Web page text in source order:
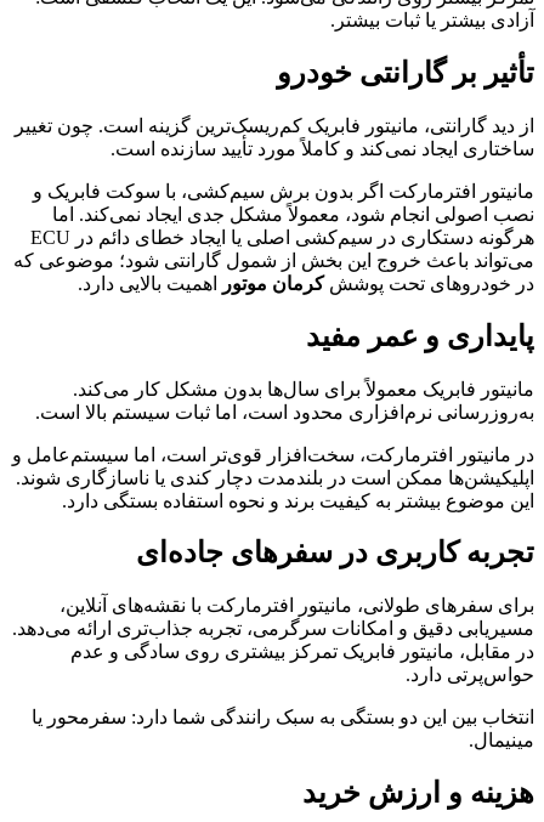
آزادی بیشتر یا ثبات بیشتر.
تأثیر بر گارانتی خودرو
از دید گارانتی، مانیتور فابریک کم‌ریسک‌ترین گزینه است. چون تغییر
ساختاری ایجاد نمی‌کند و کاملاً مورد تأیید سازنده است.
مانیتور افترمارکت اگر بدون برش سیم‌کشی، با سوکت فابریک و
نصب اصولی انجام شود، معمولاً مشکل جدی ایجاد نمی‌کند. اما
هرگونه دستکاری در سیم‌کشی اصلی یا ایجاد خطای دائم در ECU
می‌تواند باعث خروج این بخش از شمول گارانتی شود؛ موضوعی که
در خودروهای تحت پوششکرمان موتور اهمیت بالایی دارد.
پایداری و عمر مفید
مانیتور فابریک معمولاً برای سال‌ها بدون مشکل کار می‌کند.
به‌روزرسانی نرم‌افزاری محدود است، اما ثبات سیستم بالا است.
در مانیتور افترمارکت، سخت‌افزار قوی‌تر است، اما سیستم‌عامل و
اپلیکیشن‌ها ممکن است در بلندمدت دچار کندی یا ناسازگاری شوند.
این موضوع بیشتر به کیفیت برند و نحوه استفاده بستگی دارد.
تجربه کاربری در سفرهای جاده‌ای
برای سفرهای طولانی، مانیتور افترمارکت با نقشه‌های آنلاین،
مسیریابی دقیق و امکانات سرگرمی، تجربه جذاب‌تری ارائه می‌دهد.
در مقابل، مانیتور فابریک تمرکز بیشتری روی سادگی و عدم
حواس‌پرتی دارد.
انتخاب بین این دو بستگی به سبک رانندگی شما دارد: سفرمحور یا
مینیمال.
هزینه و ارزش خرید